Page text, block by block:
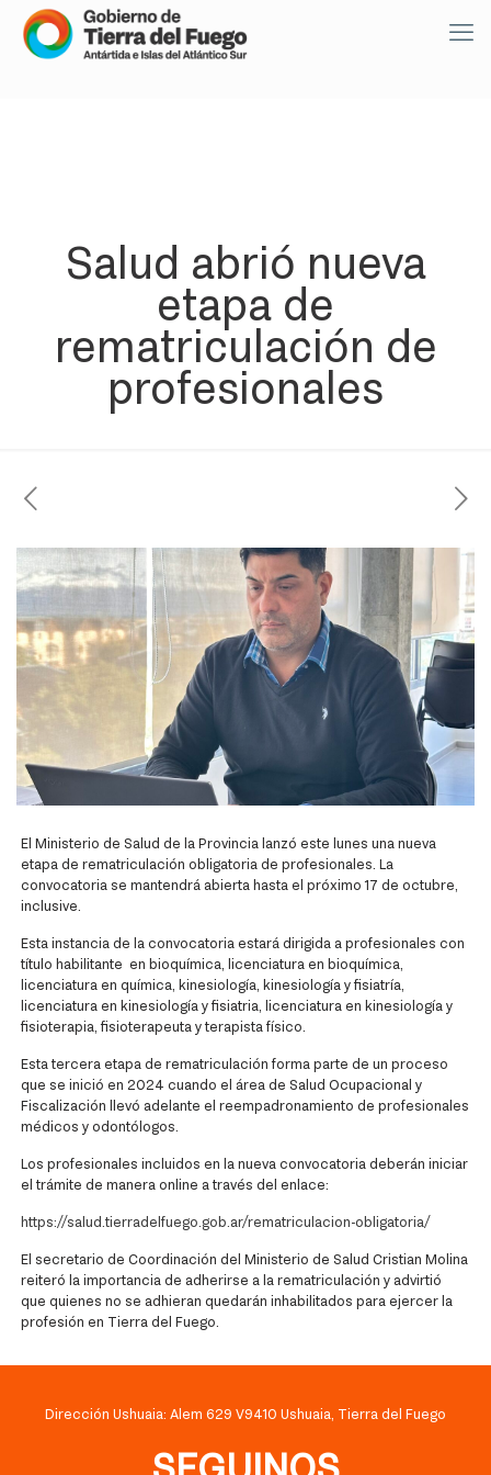
Salud abrió nueva
etapa de
rematriculación de
profesionales
El Ministerio de Salud de la Provincia lanzó este lunes una nueva
etapa de rematriculación obligatoria de profesionales. La
convocatoria se mantendrá abierta hasta el próximo 17 de octubre,
inclusive.
Esta instancia de la convocatoria estará dirigida a profesionales con
título habilitante en bioquímica, licenciatura en bioquímica,
licenciatura en química, kinesiología, kinesiología y fisiatría,
licenciatura en kinesiología y fisiatria, licenciatura en kinesiología y
fisioterapia, fisioterapeuta y terapista físico.
Esta tercera etapa de rematriculación forma parte de un proceso
que se inició en 2024 cuando el área de Salud Ocupacional y
Fiscalización llevó adelante el reempadronamiento de profesionales
médicos y odontólogos.
Los profesionales incluidos en la nueva convocatoria deberán iniciar
el trámite de manera online a través del enlace:
https://salud.tierradelfuego.gob.ar/rematriculacion-obligatoria/
El secretario de Coordinación del Ministerio de Salud Cristian Molina
reiteró la importancia de adherirse a la rematriculación y advirtió
que quienes no se adhieran quedarán inhabilitados para ejercer la
profesión en Tierra del Fuego.
Dirección Ushuaia: Alem 629 V9410 Ushuaia, Tierra del Fuego